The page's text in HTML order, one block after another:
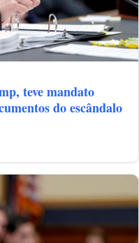
teve mandato
do escândalo